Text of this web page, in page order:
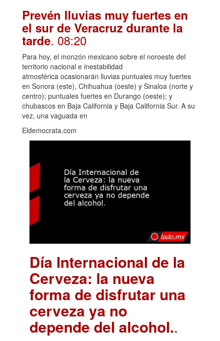
Prevén lluvias muy fuertes en
el sur de Veracruz durante la
tarde. 08:20
Para hoy, el monzón mexicano sobre el noroeste del
territorio nacional e inestabilidad
atmosférica ocasionarán lluvias puntuales muy fuertes
en Sonora (este), Chihuahua (oeste) y Sinaloa (norte y
centro); puntuales fuertes en Durango (oeste); y
chubascos en Baja California y Baja California Sur. A su
vez, una vaguada en
Eldemocrata.com
Día Internacional de la
Cerveza: la nueva
forma de disfrutar una
cerveza ya no
depende del alcohol..